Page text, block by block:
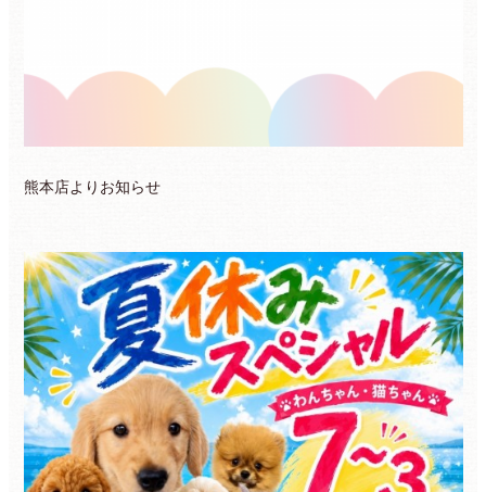
熊本店よりお知らせ